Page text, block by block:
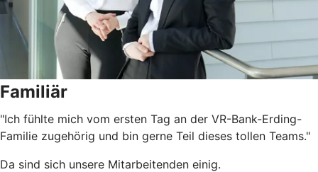
Familiär
"Ich fühlte mich vom ersten Tag an der VR-Bank-Erding-
Familie zugehörig und bin gerne Teil dieses tollen Teams."
Da sind sich unsere Mitarbeitenden einig.